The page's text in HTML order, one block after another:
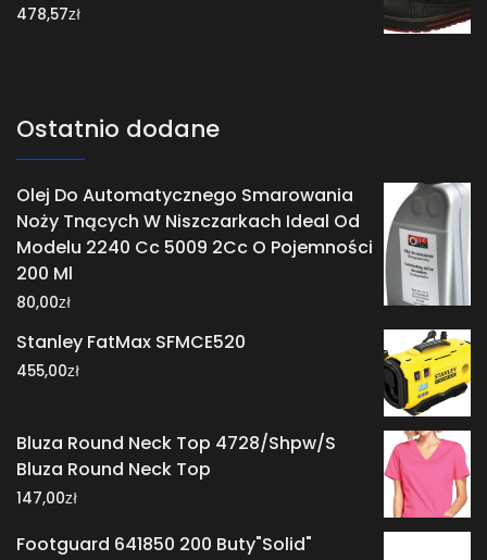
478,57zł
Ostatnio dodane
Olej Do Automatycznego Smarowania
Noży Tnących W Niszczarkach Ideal Od
Modelu 2240 Cc 5009 2Cc O Pojemności
200 Ml
80,00zł
Stanley FatMax SFMCE520
455,00zł
Bluza Round Neck Top 4728/Shpw/S
Bluza Round Neck Top
147,00zł
Footguard 641850 200 Buty"Solid"